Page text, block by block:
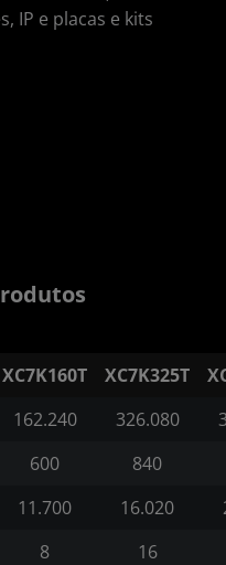
IP e placas e kits
XC7K160T XC7K325T
162.240 326.080
600
840
11.700 16.020
8 16